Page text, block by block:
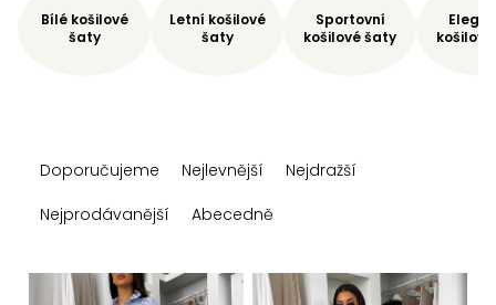
Bílé košilové
šaty
Letní košilové
šaty
Sportovní
košilové šaty
a
n
Doporučujeme Nejlevnější
Nejdražší
Nejprodávanější
Abecedně